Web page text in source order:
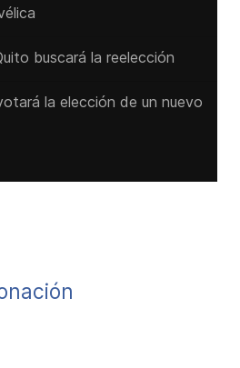
buscará la reelección
la elección de un nuevo